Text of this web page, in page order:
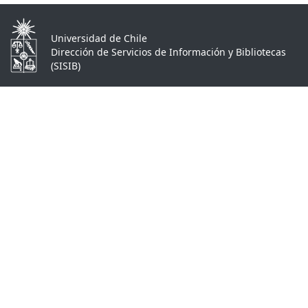
Universidad de Chile
Dirección de Servicios de Información y Bibliotecas
(SISIB)